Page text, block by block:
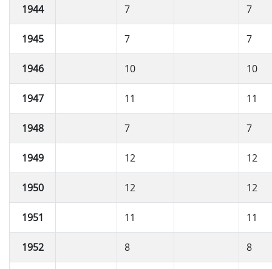
1944 7 7
1945 7 7
1946 10 10
1947 11 11
1948 7 7
1949 12 12
1950 12 12
1951 11 11
1952 8 8